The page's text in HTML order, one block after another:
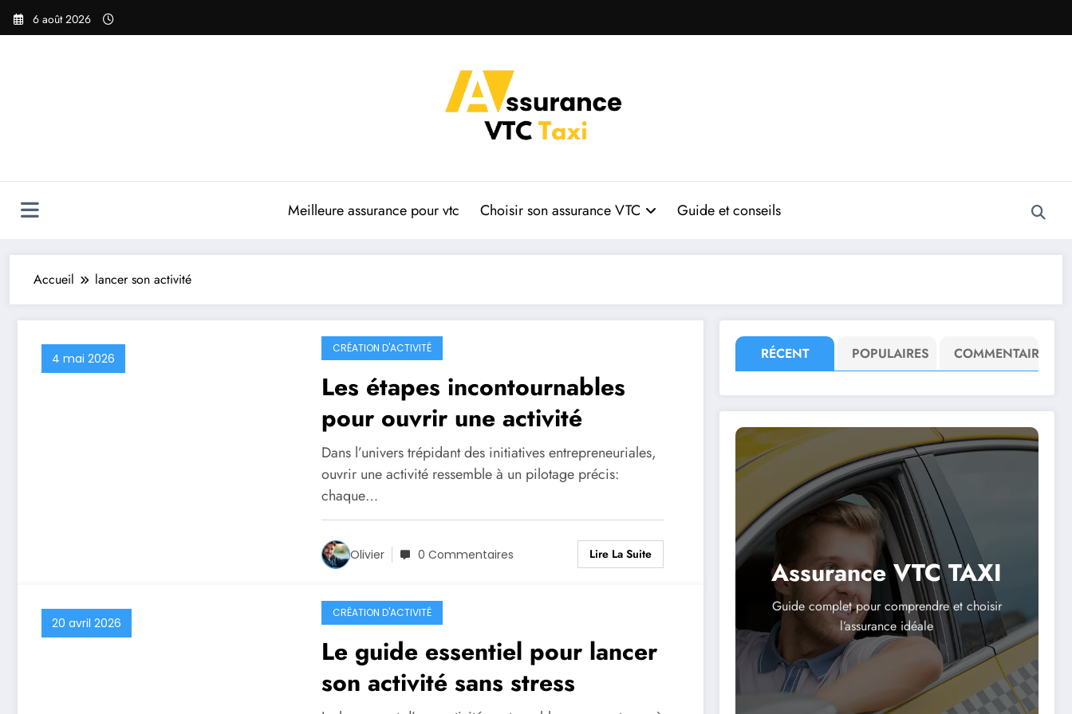
Aller
6 août 2026
Meilleure assurance pour vtc Choisir son assurance VTC Guide et conseils
Accueil lancer son activité
4 mai 2026
CRÉATION D'ACTIVITÉ
Les étapes incontournables
pour ouvrir une activité
Dans l’univers trépidant des initiatives entrepreneuriales,
ouvrir une activité ressemble à un pilotage précis:
chaque…
Olivier 0 Commentaires Lire La Suite
20 avril 2026
CRÉATION D'ACTIVITÉ
Le guide essentiel pour lancer
son activité sans stress
RÉCENT POPULAIRES COMMENTAIRE
Assurance VTC TAXI
Guide complet pour comprendre et choisir
l’assurance idéale